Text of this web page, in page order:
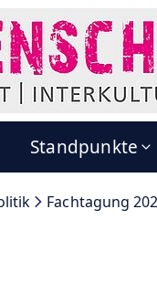
Standpunkte
Fachtagung